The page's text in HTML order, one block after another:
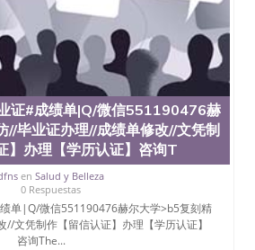
证#成绩单|Q/微信551190476赫
//毕业证办理//成绩单修改//文凭制
】办理【学历认证】咨询T
en Salud y Belleza
0 Respuestas
单|Q/微信551190476赫尔大学>b5复刻精
文凭制作【留信认证】办理【学历认证】
咨询The...